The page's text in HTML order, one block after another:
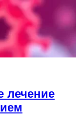
лечение